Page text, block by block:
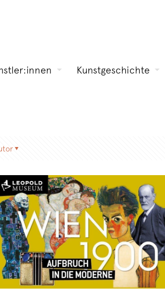
Kunstgeschichte